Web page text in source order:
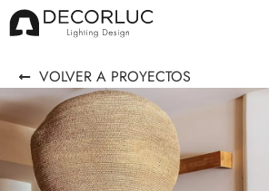
VOLVER A PROYECTOS